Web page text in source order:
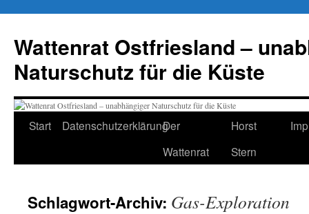
springen
Wattenrat Ostfriesland –
Naturschutz für die Küste
Start DatenschutzerklärungDer
Wattenrat
Horst
Stern
Schlagwort-Archiv: Gas-Exploration